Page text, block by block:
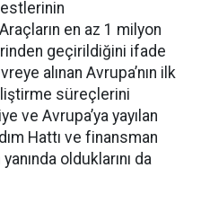
en az 1 milyon
geçirildiğini ifade
alınan Avrupa’nın ilk
süreçlerini
ve Avrupa’ya yayılan
Hattı ve finansman
olduklarını da